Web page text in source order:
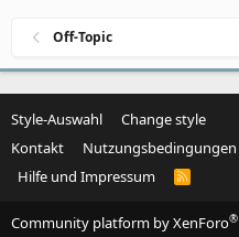
Off-Topic
Style-Auswahl
Change style
Kontakt
Nutzungsbedingungen
Hilfe und Impressum
R
Community platform by XenForo®